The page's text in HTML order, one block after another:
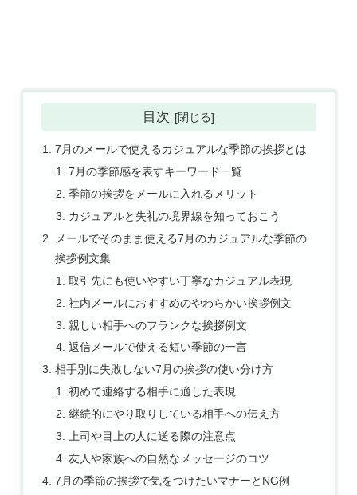
目次
7月のメールで使えるカジュアルな季節の挨拶とは
7月の季節感を表すキーワード一覧
季節の挨拶をメールに入れるメリット
カジュアルと失礼の境界線を知っておこう
メールでそのまま使える7月のカジュアルな季節の
挨拶例文集
取引先にも使いやすい丁寧なカジュアル表現
社内メールにおすすめのやわらかい挨拶例文
親しい相手へのフランクな挨拶例文
返信メールで使える短い季節の一言
相手別に失敗しない7月の挨拶の使い分け方
初めて連絡する相手に適した表現
継続的にやり取りしている相手への伝え方
上司や目上の人に送る際の注意点
友人や家族への自然なメッセージのコツ
7月の季節の挨拶で気をつけたいマナーとNG例